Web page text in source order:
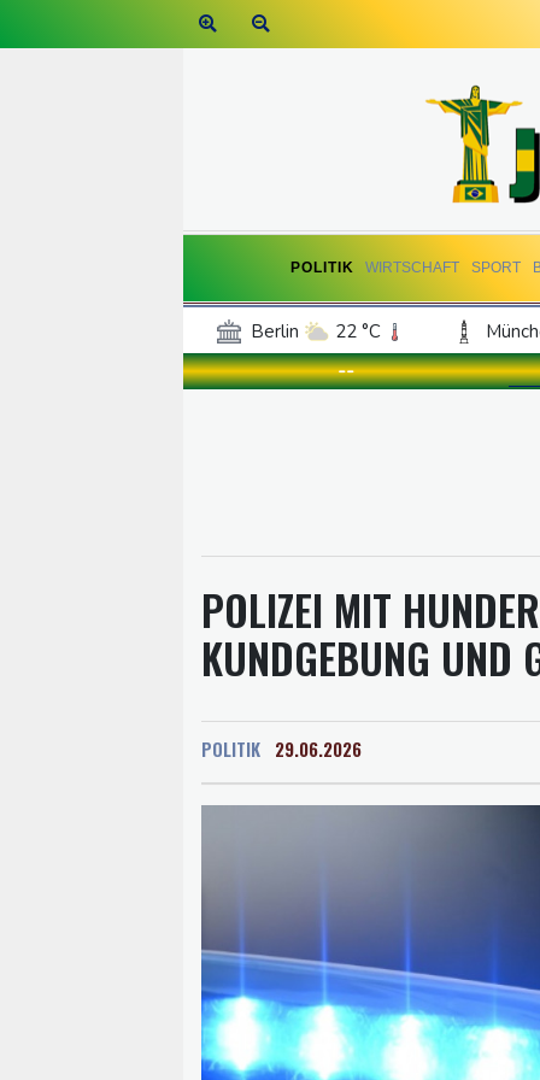
POLITIK WIRTSCHAFT SPORT
Berlin 22 °C
Frankfurt am Main
25 °C
--
POLIZEI MIT
KUNDGEBUNG UND
POLITIK 29.06.2026